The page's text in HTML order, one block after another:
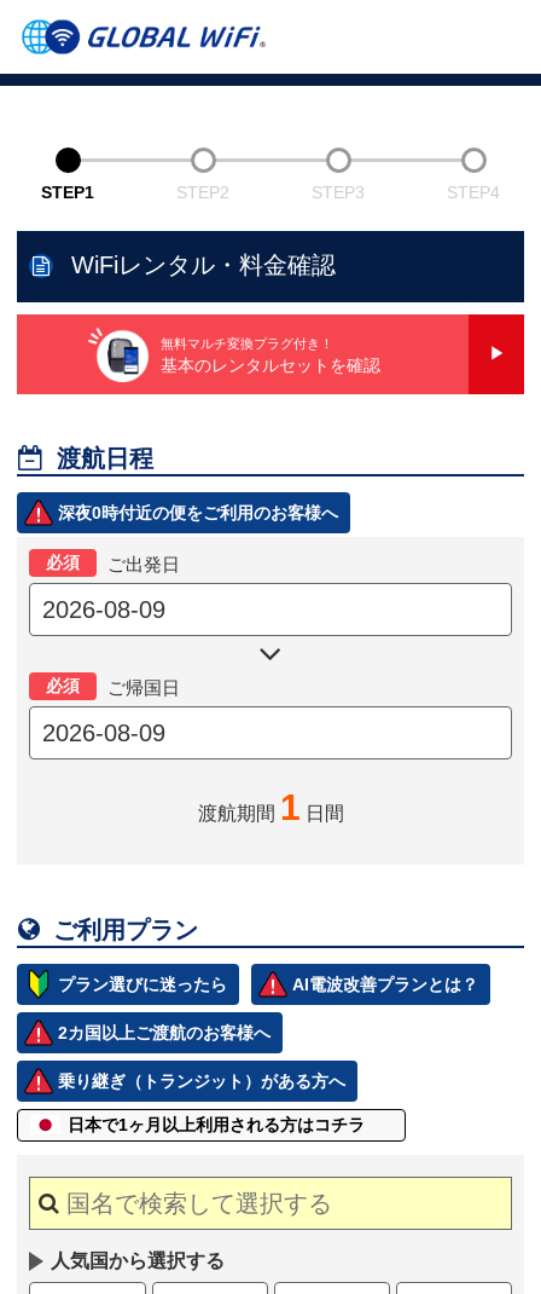
STEP1 STEP2 STEP3 STEP4
WiFiレンタル・料金確認
無料マルチ変換プラグ付き！
基本のレンタルセットを確認
 渡航日程
深夜0時付近の便をご利用のお客様へ
必須 ご出発日

必須 ご帰国日
渡航期間 1 日間
 ご利用プラン
プラン選びに迷ったら AI電波改善プランとは？
2カ国以上ご渡航のお客様へ
乗り継ぎ（トランジット）がある方へ
日本で1ヶ月以上利用される方はコチラ
人気国から選択する